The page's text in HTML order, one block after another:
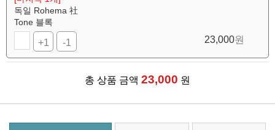
독일 Rohema 社
Tone 블록
+1 -1 23,000원
총 상품 금액 23,000 원